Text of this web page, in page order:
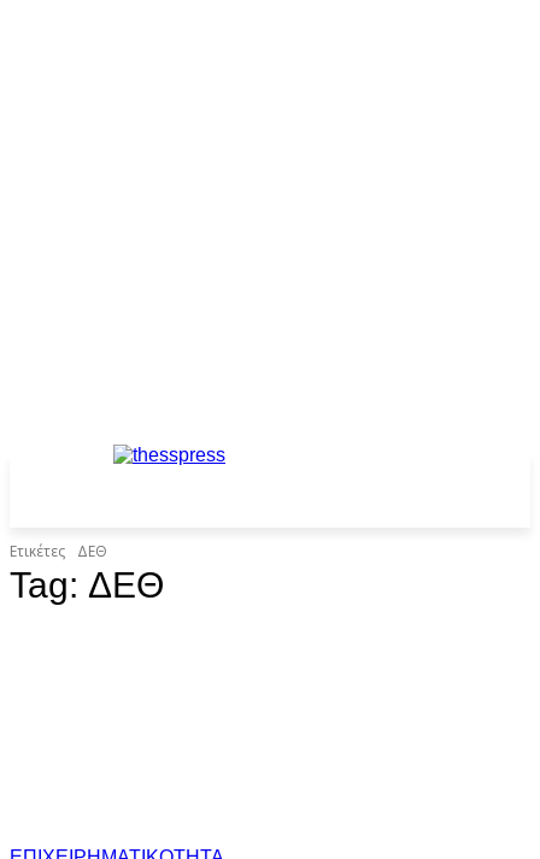
Ετικέτες ΔΕΘ
Tag: ΔΕΘ